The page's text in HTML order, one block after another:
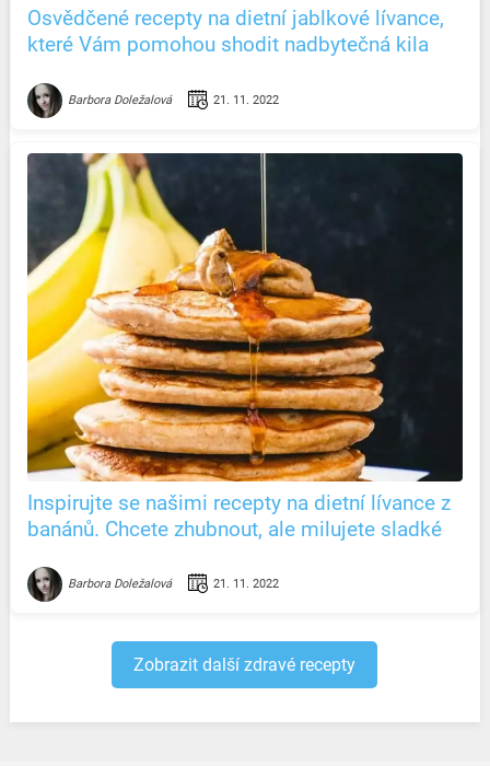
Osvědčené recepty na dietní jablkové lívance,
které Vám pomohou shodit nadbytečná kila
Barbora Doležalová 21. 11. 2022
Inspirujte se našimi recepty na dietní lívance z
banánů. Chcete zhubnout, ale milujete sladké
Barbora Doležalová 21. 11. 2022
Zobrazit další zdravé recepty